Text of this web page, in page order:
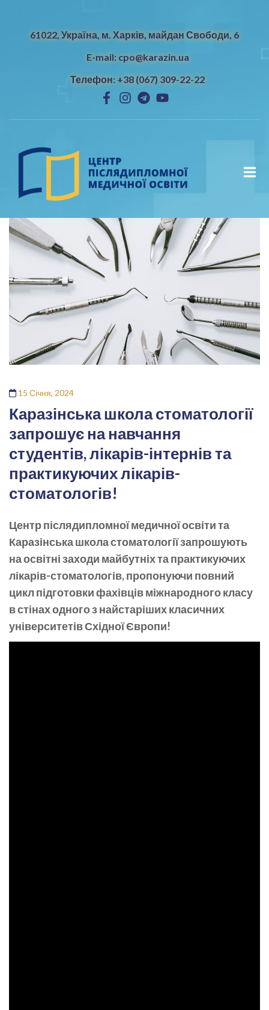
61022, Україна, м. Харків, майдан Свободи, 6
E-mail: cpo@karazin.ua
Телефон: +38 (067) 309-22-22
15 Січня, 2024
Каразінська школа стоматології
запрошує на навчання
студентів, лікарів-інтернів та
практикуючих лікарів-
стоматологів!
Центр післядипломної медичної освіти та
Каразінська школа стоматології запрошують
на освітні заходи майбутніх та практикуючих
лікарів-стоматологів, пропонуючи повний
цикл підготовки фахівців міжнародного класу
в стінах одного з найстаріших класичних
університетів Східної Європи!